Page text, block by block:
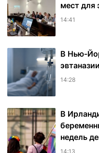
мест для
14:41
В Нью-
эвтаназии
14:28
В
недель
14:13